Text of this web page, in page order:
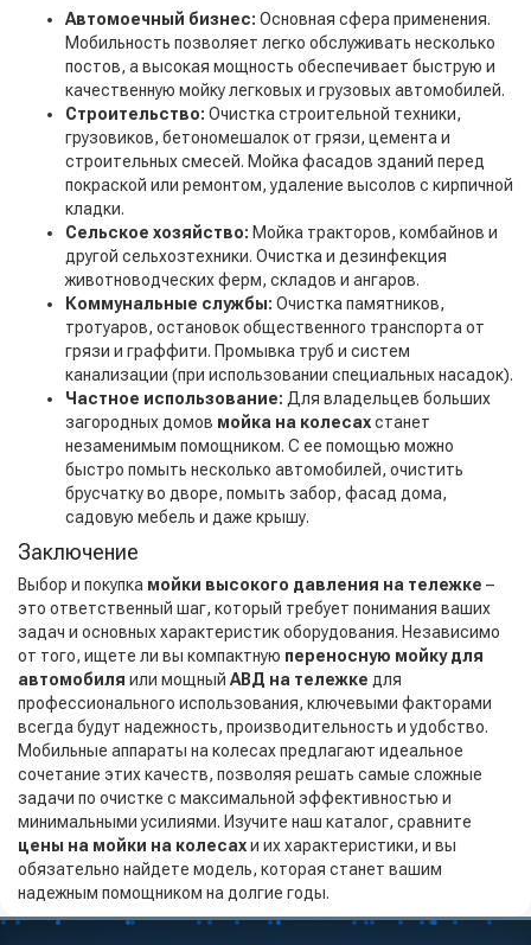
Автомоечный бизнес: Основная сфера применения.
Мобильность позволяет легко обслуживать несколько
постов, а высокая мощность обеспечивает быструю и
качественную мойку легковых и грузовых автомобилей.
Строительство: Очистка строительной техники,
грузовиков, бетономешалок от грязи, цемента и
строительных смесей. Мойка фасадов зданий перед
покраской или ремонтом, удаление высолов с кирпичной
кладки.
Сельское хозяйство: Мойка тракторов, комбайнов и
другой сельхозтехники. Очистка и дезинфекция
животноводческих ферм, складов и ангаров.
Коммунальные службы: Очистка памятников,
тротуаров, остановок общественного транспорта от
грязи и граффити. Промывка труб и систем
канализации (при использовании специальных насадок).
Частное использование: Для владельцев больших
загородных домов мойка на колесахстанет
незаменимым помощником. С ее помощью можно
быстро помыть несколько автомобилей, очистить
брусчатку во дворе, помыть забор, фасад дома,
садовую мебель и даже крышу.
Заключение
Выбор и покупка мойки высокого давления на тележке –
это ответственный шаг, который требует понимания ваших
задач и основных характеристик оборудования. Независимо
от того, ищете ли вы компактную переносную мойку для
автомобиля или мощный АВД на тележке для
профессионального использования, ключевыми факторами
всегда будут надежность, производительность и удобство.
Мобильные аппараты на колесах предлагают идеальное
сочетание этих качеств, позволяя решать самые сложные
задачи по очистке с максимальной эффективностью и
минимальными усилиями. Изучите наш каталог, сравните
цены на мойки на колесахи их характеристики, и вы
обязательно найдете модель, которая станет вашим
надежным помощником на долгие годы.